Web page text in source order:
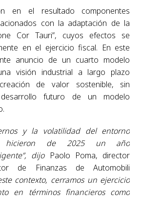
en el resultado componentes
con la adaptación de la
Cor Tauri”, cuyos efectos se
en el ejercicio fiscal. En este
anuncio de un cuarto modelo
visión industrial a largo plazo
de valor sostenible, sin
futuro de un modelo
y la volatilidad del entorno
hicieron de 2025 un año
dijo Paolo Poma, director
de Finanzas de Automobili
contexto, cerramos un ejercicio
en términos financieros como